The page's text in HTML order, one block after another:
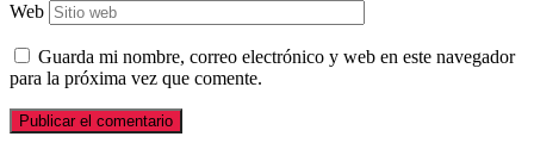
Web
Guarda mi nombre, correo electrónico y web en este navegador
para la próxima vez que comente.